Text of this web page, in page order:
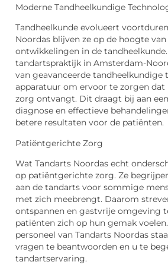
Moderne Tandheelkundige
Tandheelkunde evolueert
Noordas blijven ze op de hoogte
ontwikkelingen in de tandheelkunde.
tandartspraktijk in Amsterdam-
van geavanceerde tandheelkundige
apparatuur om ervoor te zorgen
zorg ontvangt. Dit draagt bij aan
diagnose en effectieve
betere resultaten voor de patiënten.
Patiëntgerichte Zorg
Wat Tandarts Noordas echt
op patiëntgerichte zorg. Ze
aan de tandarts voor sommige
met zich meebrengt. Daarom
ontspannen en gastvrije omgeving
patiënten zich op hun gemak
personeel van Tandarts Noordas
vragen te beantwoorden en u te
tandartservaring.